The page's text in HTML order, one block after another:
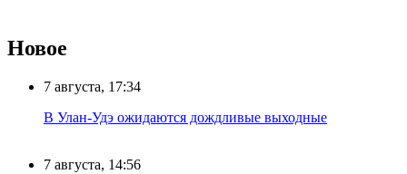
Новое
7 августа, 17:34
В Улан-Удэ ожидаются дождливые выходные
7 августа, 14:56